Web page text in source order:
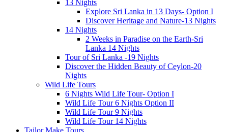
13 Nights
Explore Sri Lanka in 13 Days- Option I
Discover Heritage and Nature-13 Nights
14 Nights
2 Weeks in Paradise on the Earth-Sri
Lanka 14 Nights
Tour of Sri Lanka -19 Nights
Discover the Hidden Beauty of Ceylon-20
Nights
Wild Life Tours
6 Nights Wild Life Tour- Option I
Wild Life Tour 6 Nights Option II
Wild Life Tour 9 Nights
Wild Life Tour 14 Nights
Tailor Make Tours